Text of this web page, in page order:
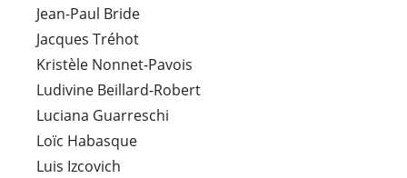
Jean-Paul Bride
Jacques Tréhot
Kristèle Nonnet-Pavois
Ludivine Beillard-Robert
Luciana Guarreschi
Loïc Habasque
Luis Izcovich